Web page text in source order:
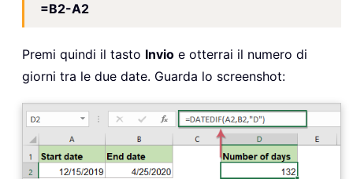
=B2-A2
Premi quindi il tasto Invio e otterrai il numero di
giorni tra le due date. Guarda lo screenshot: